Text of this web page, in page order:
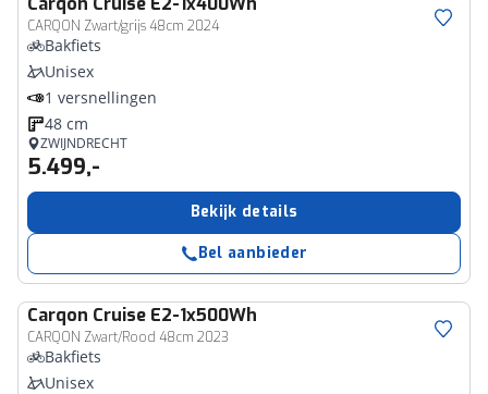
CARQON Zwart/grijs 48cm 2024
Bakfiets
Unisex
1 versnellingen
48 cm
ZWIJNDRECHT
5.499,-
Bekijk details
Bel aanbieder
Carqon Cruise E2-1x500Wh
CARQON Zwart/Rood 48cm 2023
Bakfiets
Unisex